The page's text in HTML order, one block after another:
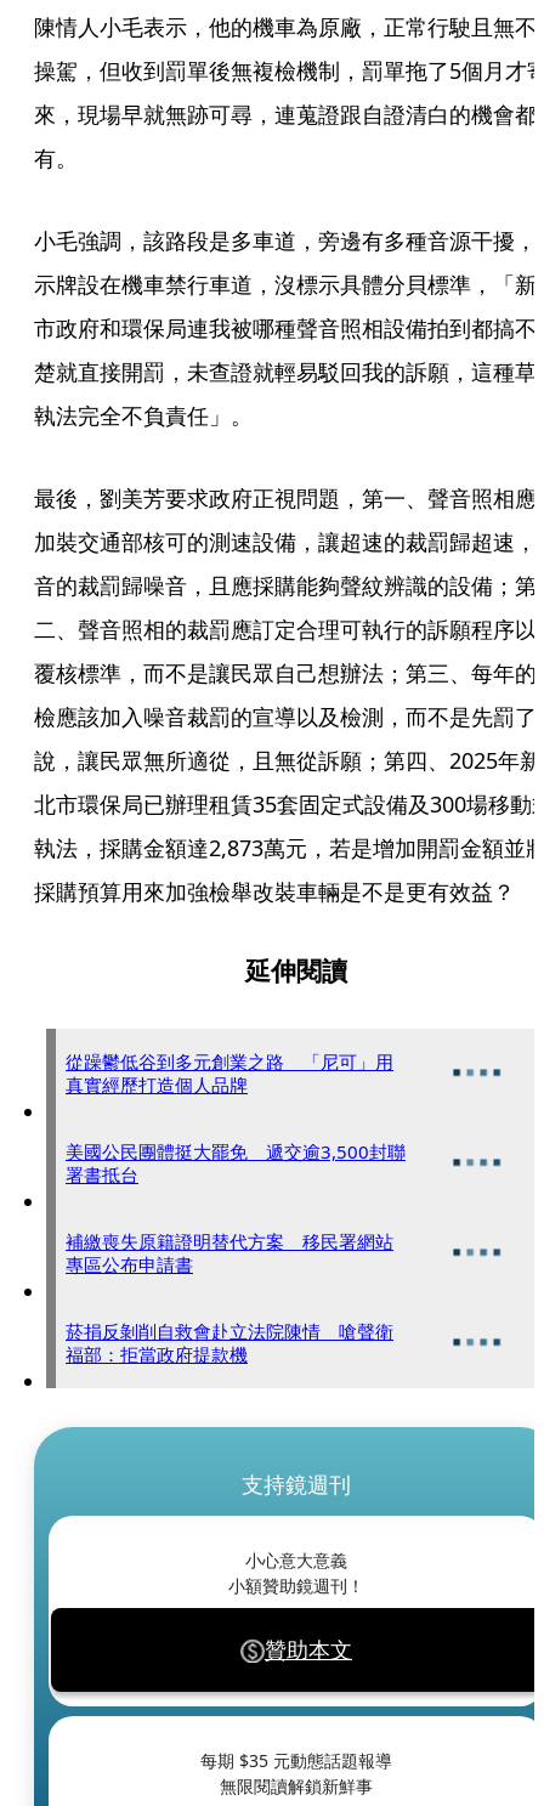
陳情人小毛表示，他的機車為原廠，正常行駛且無不
操駕，但收到罰單後無複檢機制，罰單拖了5個月才
來，現場早就無跡可尋，連蒐證跟自證清白的機會都
有。
小毛強調，該路段是多車道，旁邊有多種音源干擾，
示牌設在機車禁行車道，沒標示具體分貝標準，「新
市政府和環保局連我被哪種聲音照相設備拍到都搞不
楚就直接開罰，未查證就輕易駁回我的訴願，這種草
執法完全不負責任」。
最後，劉美芳要求政府正視問題，第一、聲音照相應
加裝交通部核可的測速設備，讓超速的裁罰歸超速，
音的裁罰歸噪音，且應採購能夠聲紋辨識的設備；第
二、聲音照相的裁罰應訂定合理可執行的訴願程序以
覆核標準，而不是讓民眾自己想辦法；第三、每年的
檢應該加入噪音裁罰的宣導以及檢測，而不是先罰了
說，讓民眾無所適從，且無從訴願；第四、2025年新
北市環保局已辦理租賃35套固定式設備及300場移動
執法，採購金額達2,873萬元，若是增加開罰金額並
採購預算用來加強檢舉改裝車輛是不是更有效益？
延伸閱讀
從躁鬱低谷到多元創業之路 「尼可」用
真實經歷打造個人品牌
美國公民團體挺大罷免 遞交逾3,500封聯
署書抵台
補繳喪失原籍證明替代方案 移民署網站
專區公布申請書
菸捐反剝削自救會赴立法院陳情 嗆聲衛
福部：拒當政府提款機
支持鏡週刊
小心意大意義
小額贊助鏡週刊！
贊助本文
每期 $35 元動態話題報導
無限閱讀解鎖新鮮事